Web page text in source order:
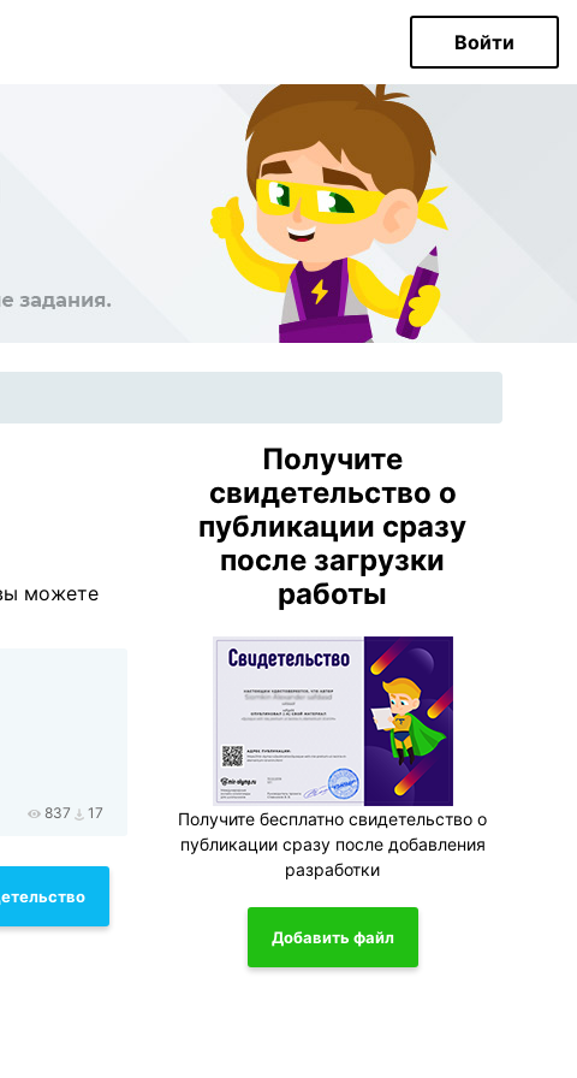
Войти
можете
837 17
Получите
свидетельство о
публикации сразу
после загрузки
работы
Получите бесплатно свидетельство о
публикации сразу после добавления
разработки
Добавить файл